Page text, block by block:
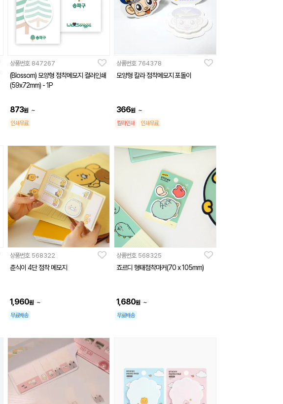
상품번호 847267
(Blossom) 모양형 점착메모지 컬러인쇄
(59x72mm) - 1P
873원 ~
인쇄무료
상품번호 764378
모양형 칼라 점착메모지 포돌이
366원 ~
칼라인쇄 인쇄무료
상품번호 568322
춘식이 4단 점착 메모지
1,960원 ~
무료배송
상품번호 568325
죠르디 형태점착마커(70 x 105mm)
1,680원 ~
무료배송